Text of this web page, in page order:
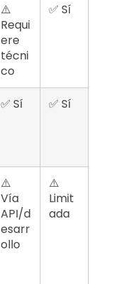
⚠️
Requi
ere
técni
co
✅ Sí
✅ Sí ✅ Sí
⚠️
Vía
API/d
esarr
ollo
⚠️
Limit
ada